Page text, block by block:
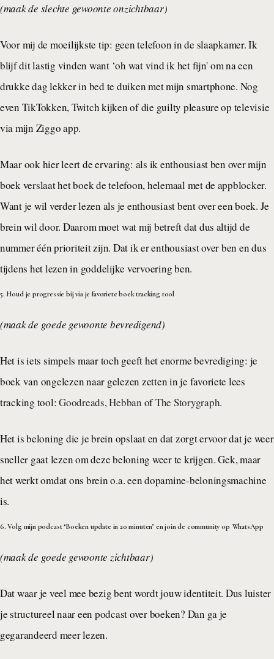
(maak de slechte gewoonte onzichtbaar)
Voor mij de moeilijkste tip: geen telefoon in de slaapkamer. Ik
blijf dit lastig vinden want ‘oh wat vind ik het fijn' om na een
drukke dag lekker in bed te duiken met mijn smartphone. Nog
even TikTokken, Twitch kijken of die guilty pleasure op televisie
via mijn Ziggo app.
Maar ook hier leert de ervaring: als ik enthousiast ben over mijn
boek verslaat het boek de telefoon, helemaal met de appblocker.
Want je wil verder lezen als je enthousiast bent over een boek. Je
brein wil door. Daarom moet wat mij betreft dat dus altijd de
nummer één prioriteit zijn. Dat ik er enthousiast over ben en dus
tijdens het lezen in goddelijke vervoering ben.
5. Houd je progressie bij via je favoriete boek tracking tool
(maak de goede gewoonte bevredigend)
Het is iets simpels maar toch geeft het enorme bevrediging: je
boek van ongelezen naar gelezen zetten in je favoriete lees
tracking tool:Goodreads,Hebban ofThe Storygraph.
Het is beloning die je brein opslaat en dat zorgt ervoor dat je weer
sneller gaat lezen om deze beloning weer te krijgen. Gek, maar
het werkt omdat ons brein o.a. een dopamine-beloningsmachine
is.
6. Volg mijn podcast ‘Boeken update in 20 minuten’ en join de community op WhatsApp
(maak de goede gewoonte zichtbaar)
Dat waar je veel mee bezig bent wordt jouw identiteit. Dus luister
je structureel naar een podcast over boeken? Dan ga je
gegarandeerd meer lezen.